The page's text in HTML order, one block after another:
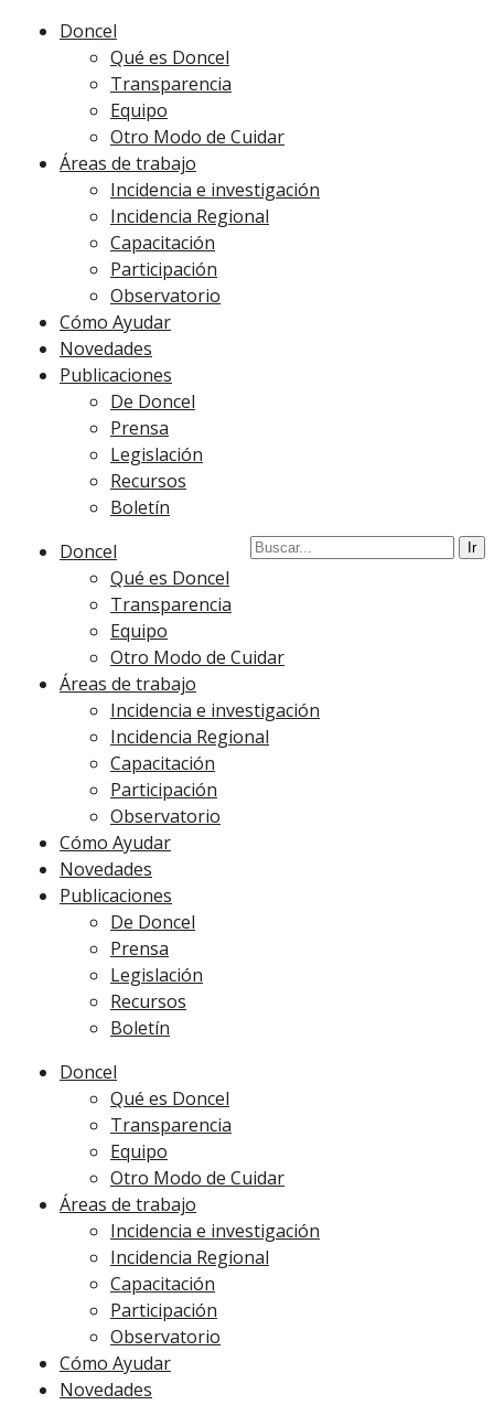
Doncel
Qué es Doncel
Transparencia
Equipo
Otro Modo de Cuidar
Áreas de trabajo
Incidencia e investigación
Incidencia Regional
Capacitación
Participación
Observatorio
Cómo Ayudar
Novedades
Publicaciones
De Doncel
Prensa
Legislación
Recursos
Boletín
Doncel
Qué es Doncel
Transparencia
Equipo
Otro Modo de Cuidar
Áreas de trabajo
Incidencia e investigación
Incidencia Regional
Capacitación
Participación
Observatorio
Cómo Ayudar
Novedades
Publicaciones
De Doncel
Prensa
Legislación
Recursos
Boletín
Doncel
Qué es Doncel
Transparencia
Equipo
Otro Modo de Cuidar
Áreas de trabajo
Incidencia e investigación
Incidencia Regional
Capacitación
Participación
Observatorio
Cómo Ayudar
Novedades